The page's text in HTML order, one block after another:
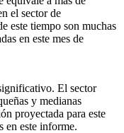
el sector de
este tiempo son muchas
en este mes de
El sector
y medianas
proyectada para este
en este informe.